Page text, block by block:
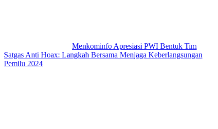
Menkominfo Apresiasi PWI Bentuk Tim
Satgas Anti Hoax: Langkah Bersama Menjaga Keberlangsungan
Pemilu 2024